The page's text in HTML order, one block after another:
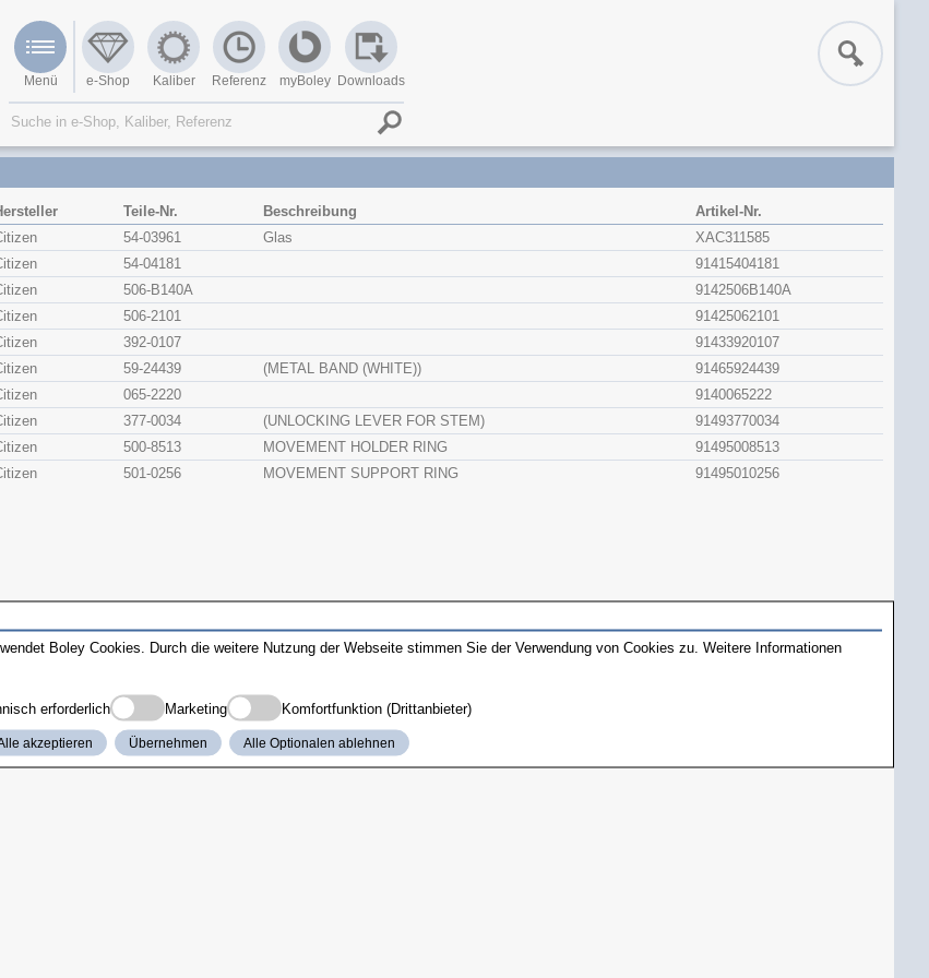
Menü e-Shop Kaliber Referenz myBoley Downloads
Teile-Nr. Beschreibung
Artikel-Nr.
54-03961 Glas
XAC311585
54-04181
91415404181
506-B140A
9142506B140A
506-2101
91425062101
392-0107
91433920107
59-24439 (METAL BAND (WHITE))
91465924439
065-2220
9140065222
377-0034 (UNLOCKING LEVER FOR STEM)
91493770034
500-8513 MOVEMENT HOLDER RING
91495008513
501-0256 MOVEMENT SUPPORT RING 91495010256
Boley Cookies. Durch die weitere Nutzung der Webseite stimmen Sie der Verwendung von Cookies zu. Weitere Informationen
erforderlich Marketing Komfortfunktion (Drittanbieter)
akzeptieren Übernehmen Alle Optionalen ablehnen